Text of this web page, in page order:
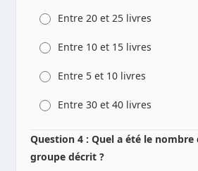
Entre 20 et 25 livres
Entre 10 et 15 livres
Entre 5 et 10 livres
Entre 30 et 40 livres
Question 4 : Quel a été le
groupe décrit ?